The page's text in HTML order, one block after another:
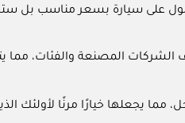
على سيارة بسعر مناسب بل
الشركات المصنعة والفئات، مما
مما يجعلها خيارًا مرنًا لأولئك